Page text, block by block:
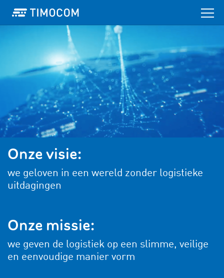
Onze visie:
we geloven in een wereld zonder logistieke
uitdagingen
Onze missie:
we geven de logistiek op een slimme, veilige
en eenvoudige manier vorm